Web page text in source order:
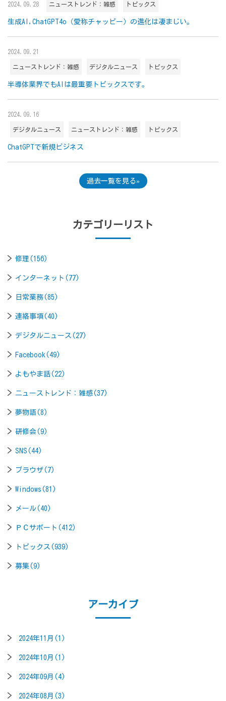
2024.09.28 ニューストレンド：雑感 トピックス
生成AI,ChatGPT4o（愛称チャッピー）の進化は凄まじい。
2024.09.21
ニューストレンド：雑感 デジタルニュース トピックス
半導体業界でもAIは最重要トピックスです。
2024.09.16
デジタルニュース ニューストレンド：雑感 トピックス
ChatGPTで新規ビジネス
過去一覧を見る
カテゴリーリスト
修理(156)
インターネット(77)
日常業務(85)
連絡事項(40)
デジタルニュース(27)
Facebook(49)
よもやま話(22)
ニューストレンド：雑感(37)
夢物語(8)
研修会(9)
SNS(44)
ブラウザ(7)
Windows(81)
メール(40)
ＰＣサポート(412)
トピックス(939)
募集(9)
アーカイブ
2024年11月(1)
2024年10月(1)
2024年09月(4)
2024年08月(3)